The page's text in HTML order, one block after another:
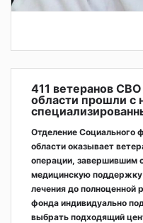
411 ветеранов
области прошли с
Отделение Социального
области оказывает
операции, завершившим
медицинскую
лечения до полноценной
фонда индивидуально
выбрать подходящий